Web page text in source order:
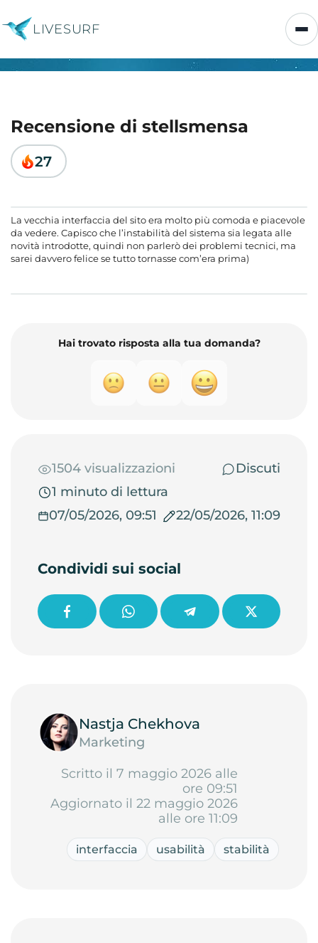
LIVESURF
Recensione di stellsmensa
27
La vecchia interfaccia del sito era molto più comoda e piacevole
da vedere. Capisco che l’instabilità del sistema sia legata alle
novità introdotte, quindi non parlerò dei problemi tecnici, ma
sarei davvero felice se tutto tornasse com’era prima)
Hai trovato risposta alla tua domanda?
1504 visualizzazioni
Discuti
1 minuto di lettura
07/05/2026, 09:51
22/05/2026, 11:09
Condividi sui social
Nastja Chekhova
Marketing
Scritto il 7 maggio 2026 alle
ore 09:51
Aggiornato il 22 maggio 2026
alle ore 11:09
interfaccia usabilità stabilità